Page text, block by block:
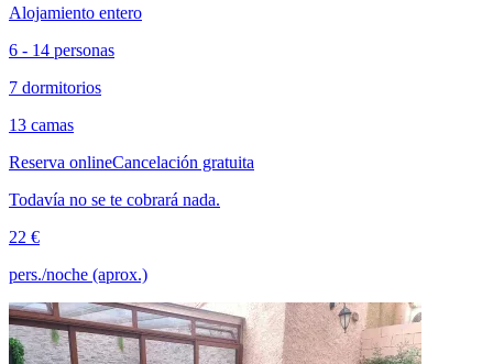
Alojamiento entero
6 - 14 personas
7 dormitorios
13 camas
Reserva onlineCancelación gratuita
Todavía no se te cobrará nada.
22 €
pers./noche (aprox.)